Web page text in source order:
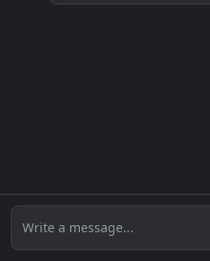
Write a message...